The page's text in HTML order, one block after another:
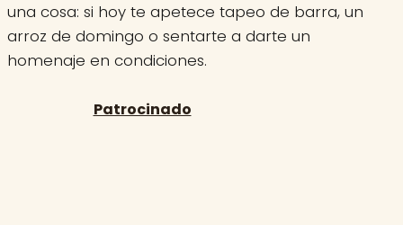
una cosa: si hoy te apetece tapeo de barra, un
arroz de domingo o sentarte a darte un
homenaje en condiciones.